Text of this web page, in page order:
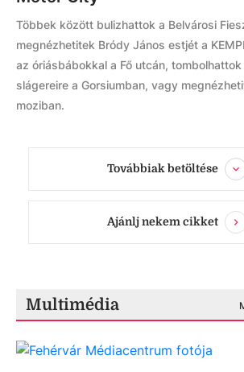
Többek között bulizhattok a Belvárosi
megnézhetitek Bródy János estjét a
az óriásbábokkal a Fő utcán, tombolhattok
slágereire a Gorsiumban, vagy
moziban.
Továbbiak betöltése
Ajánlj nekem cikket
Multimédia